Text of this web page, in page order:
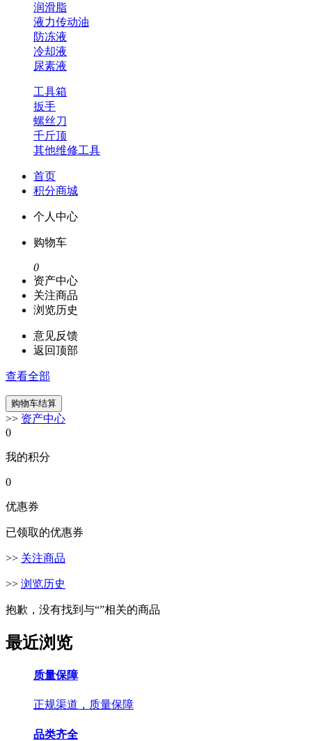
润滑脂
液力传动油
防冻液
冷却液
尿素液
工具箱
扳手
螺丝刀
千斤顶
其他维修工具
首页
积分商城
个人中心
购物车
0
资产中心
关注商品
浏览历史
意见反馈
返回顶部
查看全部
>> 资产中心
0
我的积分
0
优惠券
已领取的优惠券
>> 关注商品
>> 浏览历史
抱歉，没有找到与“”相关的商品
最近浏览
质量保障
正规渠道，质量保障
品类齐全